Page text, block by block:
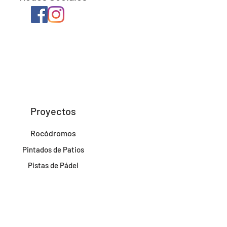
Proyectos
Rocódromos
Pintados de Patios
Pistas de Pádel